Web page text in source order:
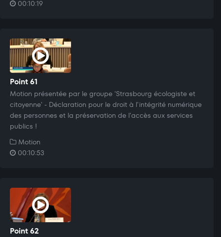
00:10:19
Point 61
Motion présentée par le groupe 'Strasbourg écologiste et
citoyenne' - Déclaration pour le droit à l'intégrité numérique
des personnes et la préservation de l'accès aux services
publics !
Motion
00:10:53
Point 62